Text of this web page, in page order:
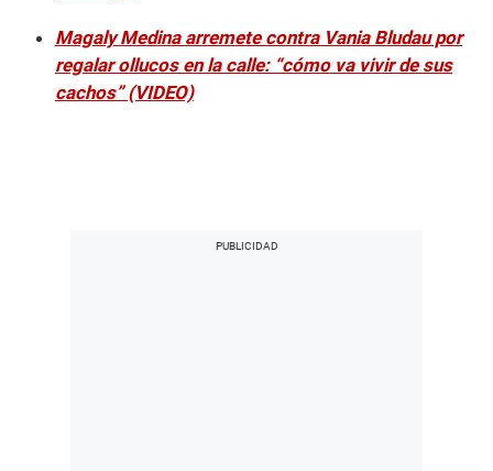
Magaly Medina arremete contra Vania Bludau por
regalar ollucos en la calle: “cómo va vivir de sus
cachos” (VIDEO)